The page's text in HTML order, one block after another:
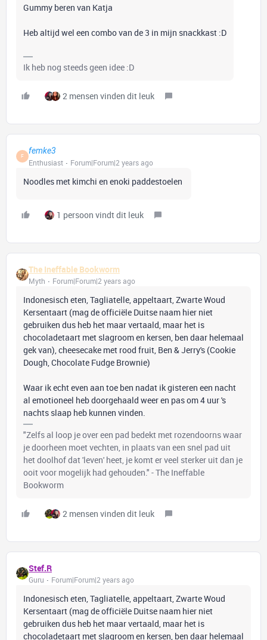
Gummy beren van Katja
Heb altijd wel een combo van de 3 in mijn snackkast :D
Ik heb nog steeds geen idee :D
2 mensen vinden dit leuk
F
femke3
Enthusiast
Forum|Forum|2 years ago
Noodles met kimchi en enoki paddestoelen
1 persoon vindt dit leuk
The Ineffable Bookworm
Myth Forum|Forum|2 years ago
Indonesisch eten, Tagliatelle, appeltaart, Zwarte Woud
Kersentaart (mag de officiële Duitse naam hier niet
gebruiken dus heb het maar vertaald, maar het is
chocoladetaart met slagroom en kersen, ben daar helemaal
gek van), cheesecake met rood fruit, Ben & Jerry's (Cookie
Dough, Chocolate Fudge Brownie)
Waar ik echt even aan toe ben nadat ik gisteren een nacht
al emotioneel heb doorgehaald weer en pas om 4 uur 's
nachts slaap heb kunnen vinden.
"Zelfs al loop je over een pad bedekt met rozendoorns waar
je doorheen moet vechten, in plaats van een snel pad uit
het doolhof dat 'leven' heet, je komt er veel sterker uit dan je
ooit voor mogelijk had gehouden." - The Ineffable
Bookworm
2 mensen vinden dit leuk
Stef.R
Guru Forum|Forum|2 years ago
Indonesisch eten, Tagliatelle, appeltaart, Zwarte Woud
Kersentaart (mag de officiële Duitse naam hier niet
gebruiken dus heb het maar vertaald, maar het is
chocoladetaart met slagroom en kersen, ben daar helemaal